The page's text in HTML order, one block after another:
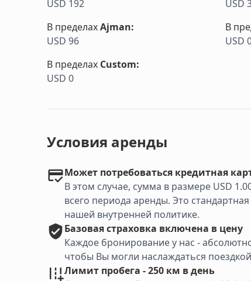
USD 192
USD
В пределахAjman:
USD 96
В
USD
В пределах Custom:
USD 0
Условия аренды
Может потребоваться кредитная
В этом случае, сумма в размере USD
всего периода аренды. Это
нашей внутренней политике.
Базоваястраховка включена в цену
Каждое бронирование у нас -
чтобы Вы могли наслаждаться
Лимит пробега - 250 км в день